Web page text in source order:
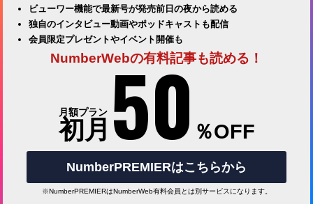
ビューワー機能で最新号が発売前日の夜から読める
独自のインタビュー動画やポッドキャストも配信
会員限定プレゼントやイベント開催も
NumberWebの有料記事も読める！
月額プラン
初月 50 ％OFF
NumberPREMIERはこちらから
※NumberPREMIERはNumberWeb有料会員とは別サービスになります。